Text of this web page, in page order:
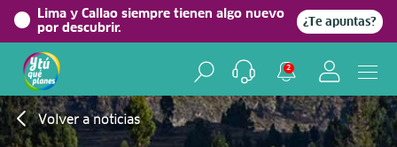
Lima y Callao siempre tienen algo nuevo
por descubrir.
¿Te apuntas?
2
Volver a noticias